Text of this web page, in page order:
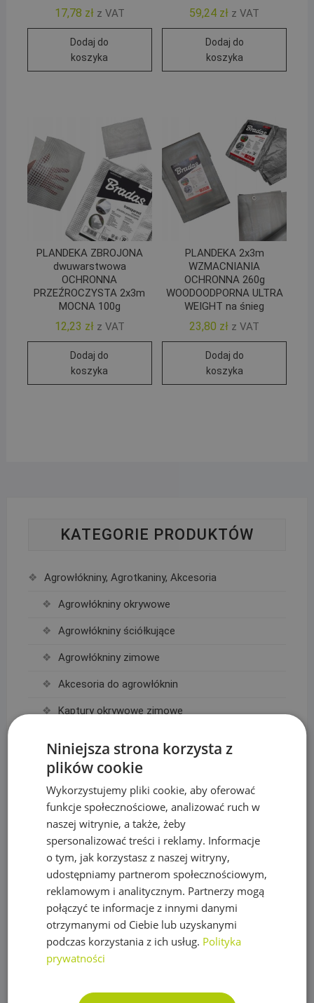
17,78 zł z VAT
Dodaj do
koszyka
59,24 zł z VAT
Dodaj do
koszyka
PLANDEKA ZBROJONA
dwuwarstwowa
OCHRONNA
PRZEŹROCZYSTA 2x3m
MOCNA 100g
12,23 zł z VAT
Dodaj do
koszyka
PLANDEKA 2x3m
WZMACNIANIA
OCHRONNA 260g
WOODOODPORNA ULTRA
WEIGHT na śnieg
23,80 zł z VAT
Dodaj do
koszyka
KATEGORIE PRODUKTÓW
Agrowłókniny, Agrotkaniny, Akcesoria
Agrowłókniny okrywowe
Agrowłókniny ściółkujące
Agrowłókniny zimowe
Akcesoria do agrowłóknin
Kaptury okrywowe zimowe
Filtry
Hydraulika, Ogrzewanie
Zawory kulowe
Zawory zwrotne
Złączki, rury Alu-Pex
Kosiarki automatyczne Segway i akcesoria
Akcesoria Segway
Roboty koszące Segway
Niniejsza strona korzysta z
plików cookie
Wykorzystujemy pliki cookie, aby oferować
funkcje społecznościowe, analizować ruch w
naszej witrynie, a także, żeby
spersonalizować treści i reklamy. Informacje
o tym, jak korzystasz z naszej witryny,
udostępniamy partnerom społecznościowym,
reklamowym i analitycznym. Partnerzy mogą
połączyć te informacje z innymi danymi
otrzymanymi od Ciebie lub uzyskanymi
podczas korzystania z ich usług. Polityka
prywatności